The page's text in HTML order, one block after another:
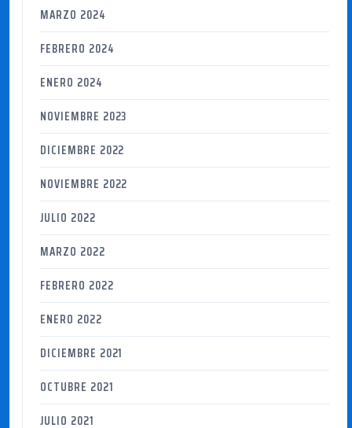
MARZO 2024
FEBRERO 2024
ENERO 2024
NOVIEMBRE 2023
DICIEMBRE 2022
NOVIEMBRE 2022
JULIO 2022
MARZO 2022
FEBRERO 2022
ENERO 2022
DICIEMBRE 2021
OCTUBRE 2021
JULIO 2021